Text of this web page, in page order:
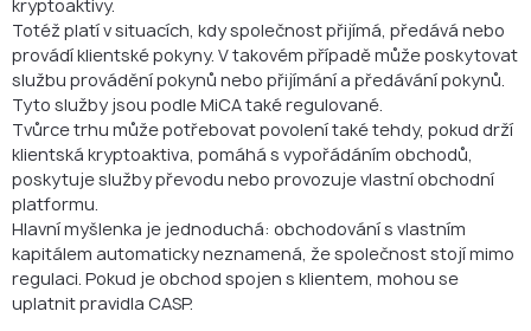
kryptoaktivy.
Totéž platí v situacích, kdy společnost přijímá, předává nebo
provádí klientské pokyny. V takovém případě může poskytovat
službu provádění pokynů nebo přijímání a předávání pokynů.
Tyto služby jsou podle MiCA také regulované.
Tvůrce trhu může potřebovat povolení také tehdy, pokud drží
klientská kryptoaktiva, pomáhá s vypořádáním obchodů,
poskytuje služby převodu nebo provozuje vlastní obchodní
platformu.
Hlavní myšlenka je jednoduchá: obchodování s vlastním
kapitálem automaticky neznamená, že společnost stojí mimo
regulaci. Pokud je obchod spojen s klientem, mohou se
uplatnit pravidla CASP.